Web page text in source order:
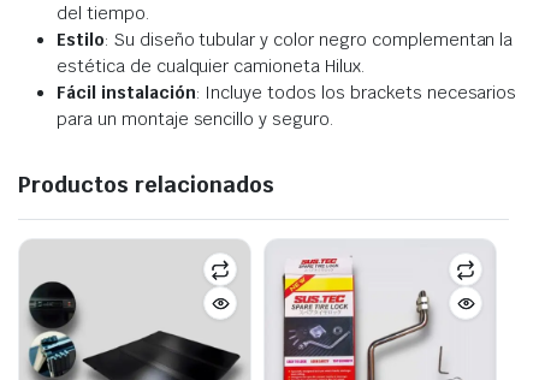
del tiempo.
Estilo: Su diseño tubular y color negro complementan la
estética de cualquier camioneta Hilux.
Fácil instalación: Incluye todos los brackets necesarios
para un montaje sencillo y seguro.
Productos relacionados